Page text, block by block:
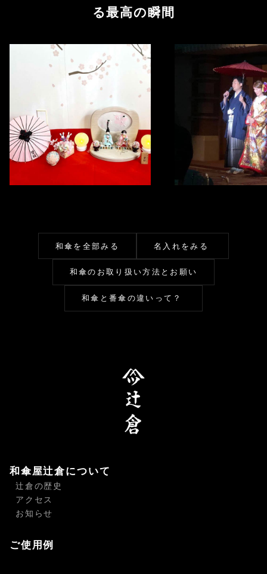
る最高の瞬間
和傘を全部みる 名入れをみる
和傘のお取り扱い方法とお願い
和傘と番傘の違いって？
和傘屋辻倉について
辻倉の歴史
アクセス
お知らせ
ご使用例